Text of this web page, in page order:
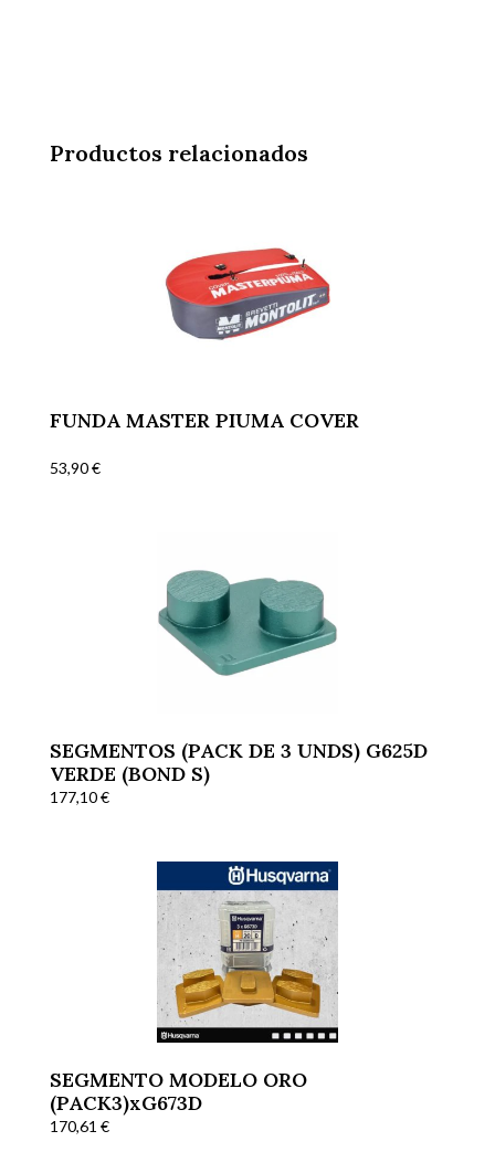
Productos relacionados
FUNDA MASTER PIUMA COVER
53,90€
SEGMENTOS (PACK DE 3 UNDS) G625D
VERDE (BOND S)
177,10€
SEGMENTO MODELO ORO
(PACK3)xG673D
170,61 €